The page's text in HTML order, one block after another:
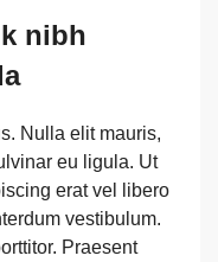
nibh
Nulla elit mauris,
eu ligula. Ut
erat vel libero
vestibulum.
Praesent